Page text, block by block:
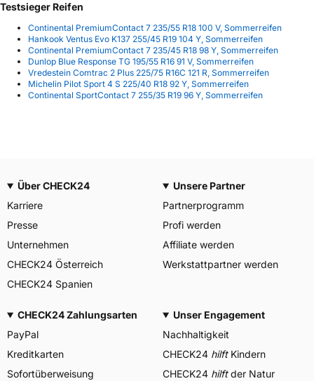
Testsieger Reifen
Continental PremiumContact 7 235/55 R18 100 V, Sommerreifen
Hankook Ventus Evo K137 255/45 R19 104 Y, Sommerreifen
Continental PremiumContact 7 235/45 R18 98 Y, Sommerreifen
Dunlop Blue Response TG 195/55 R16 91 V, Sommerreifen
Vredestein Comtrac 2 Plus 225/75 R16C 121 R, Sommerreifen
Michelin Pilot Sport 4 S 225/40 R18 92 Y, Sommerreifen
Continental SportContact 7 255/35 R19 96 Y, Sommerreifen
Über CHECK24
Karriere
Presse
Unternehmen
CHECK24 Österreich
CHECK24 Spanien
Unsere Partner
Partnerprogramm
Profi werden
Affiliate werden
Werkstattpartner werden
CHECK24 Zahlungsarten
PayPal
Kreditkarten
Sofortüberweisung
Unser Engagement
Nachhaltigkeit
CHECK24 hilftKindern
CHECK24 hilftder Natur